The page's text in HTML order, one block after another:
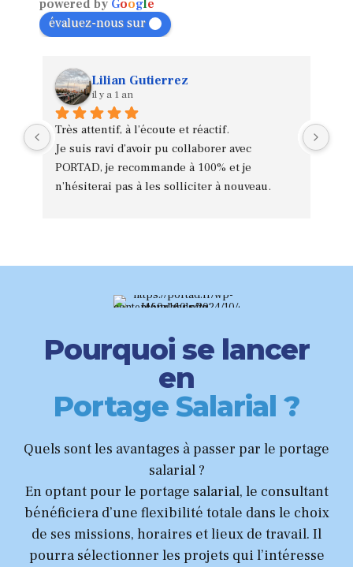
powered by Google
évaluez-nous sur
Lilian Gutierrez
il y a 1 an
Très attentif, à l’écoute et réactif.
Je suis ravi d’avoir pu collaborer avec
PORTAD, je recommande à 100% et je
n’hésiterai pas à les solliciter à nouveau.
Pourquoi se lancer
en
Portage Salarial ?
Quels sont les avantages à passer par le portage
salarial ?
En optant pour le portage salarial, le consultant
bénéficiera d’une flexibilité totale dans le choix
de ses missions, horaires et lieux de travail. Il
pourra sélectionner les projets qui l’intéresse